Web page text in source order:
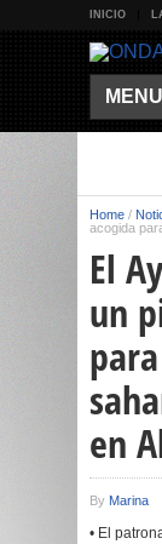
INICIO
MENU
Home /
acogida
El
un
en
By Marina
• El